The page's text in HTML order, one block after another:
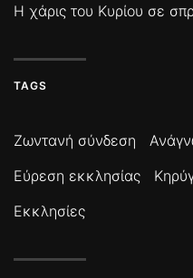
Η χάρις του Κυρίου σε
TAGS
Ζωντανή σύνδεση
Εύρεση εκκλησίας
Εκκλησίες